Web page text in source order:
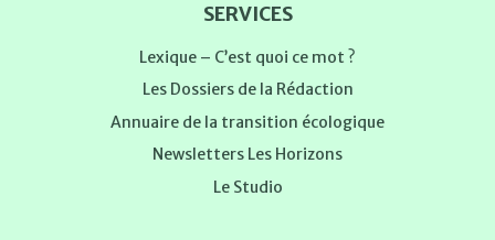
SERVICES
Lexique – C’est quoi ce mot ?
Les Dossiers de la Rédaction
Annuaire de la transition écologique
Newsletters Les Horizons
Le Studio